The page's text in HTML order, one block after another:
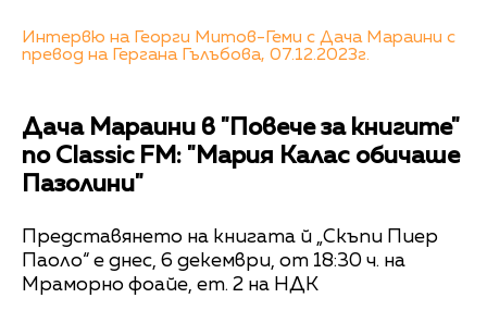
Интервю на Георги Митов-Геми с Дача Мараини с
превод на Гергана Гълъбова, 07.12.2023г.
Дача Мараини в "Повече за книгите"
по Classic FM: "Мария Калас обичаше
Пазолини"
Представянето на книгата й „Скъпи Пиер
Паоло“ е днес, 6 декември, от 18:30 ч. на
Мраморно фоайе, ет. 2 на НДК